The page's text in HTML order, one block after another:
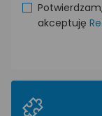
akceptuję